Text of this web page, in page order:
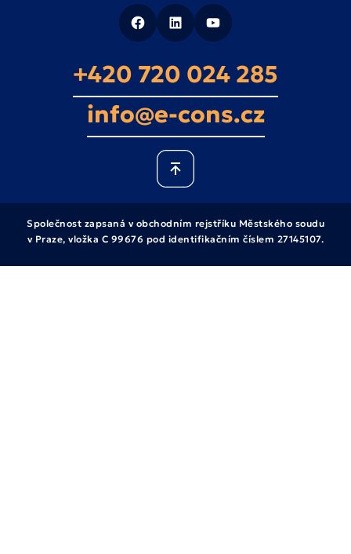
+420 720 024 285
info@e-cons.cz
Společnost zapsaná v obchodním rejstříku Městského soudu
v Praze, vložka C 99676 pod identifikačním číslem 27145107.